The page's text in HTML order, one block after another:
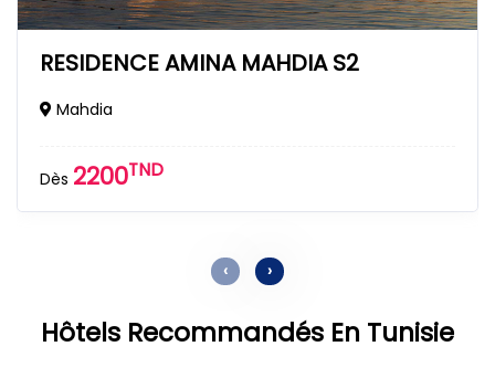
RESIDENCE AMINA MAHDIA S2
Mahdia
Dès 2200TND
‹ ›
Hôtels Recommandés En Tunisie